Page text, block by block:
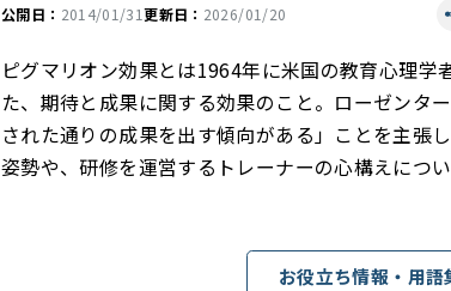
公開日： 2014/01/31更新日： 2026/01/20
ピグマリオン効果とは1964年に米国の教育心理
た、期待と成果に関する効果のこと。ローゼンタ
された通りの成果を出す傾向がある」ことを主張
姿勢や、研修を運営するトレーナーの心構えにつ
お役立ち情報・用語